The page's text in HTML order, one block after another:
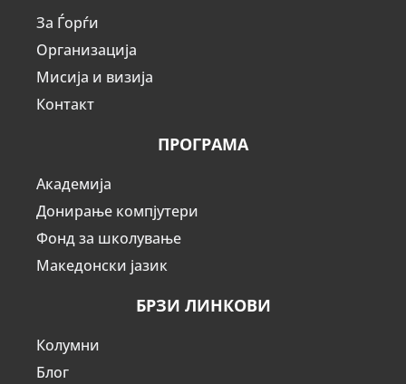
За Ѓорѓи
Организација
Мисија и визија
Контакт
ПРОГРАМА
Академија
Донирање компјутери
Фонд за школување
Македонски јазик
БРЗИ ЛИНКОВИ
Колумни
Блог